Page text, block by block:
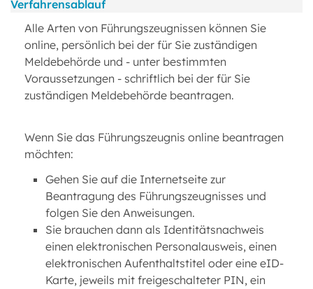
Verfahrensablauf
Alle Arten von Führungszeugnissen können Sie
online, persönlich bei der für Sie zuständigen
Meldebehörde und - unter bestimmten
Voraussetzungen - schriftlich bei der für Sie
zuständigen Meldebehörde beantragen.
Wenn Sie das Führungszeugnis online beantragen
möchten:
Gehen Sie auf die Internetseite zur
Beantragung des Führungszeugnisses und
folgen Sie den Anweisungen.
Sie brauchen dann als Identitätsnachweis
einen elektronischen Personalausweis, einen
elektronischen Aufenthaltstitel oder eine eID-
Karte, jeweils mit freigeschalteter PIN, ein